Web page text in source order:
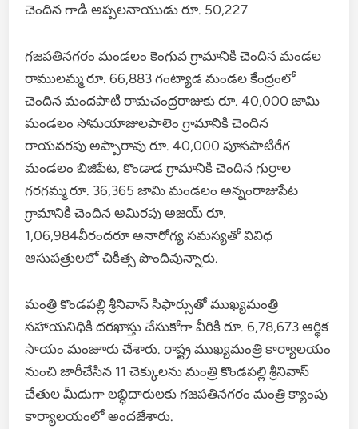
చెందిన గాడి అప్పలనాయుడు రూ. 50,227
గజపతినగరం మండలం కెంగువ గ్రామానికి చెందిన మండల
రాములమ్మ రూ. 66,883 గంట్యాడ మండల కేంద్రంలో
చెందిన మందపాటి రామచంద్రరాజుకు రూ. 40,000 జామి
మండలం సోమయాజులపాలెం గ్రామానికి చెందిన
రాయవరపు అప్పారావు రూ. 40,000 పూసపాటిరేగ
మండలం బిజిపేట, కొండాడ గ్రామానికి చెందిన గుర్రాల
గరగమ్మ రూ. 36,365 జామి మండలం అన్నంరాజుపేట
గ్రామానికి చెందిన అమిరపు అజయ్ రూ.
1,06,984వీరందరూ అనారోగ్య సమస్యతో వివిధ
ఆసుపత్రులలో చికిత్స పొందివున్నారు.
మంత్రి కొండపల్లి శ్రీనివాస్ సిఫార్సుతో ముఖ్యమంత్రి
సహాయనిధికి దరఖాస్తు చేసుకోగా వీరికి రూ. 6,78,673 ఆర్థిక
సాయం మంజూరు చేశారు. రాష్ట్ర ముఖ్యమంత్రి కార్యాలయం
నుంచి జారీచేసిన 11 చెక్కులను మంత్రి కొండపల్లి శ్రీనివాస్
చేతుల మీదుగా లబ్ధిదారులకు గజపతినగరం మంత్రి క్యాంపు
కార్యాలయంలో అందజేశారు.